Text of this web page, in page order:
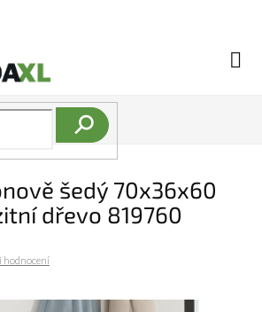
šedý 70x36x60
dřevo 819760
je 0,0 z 5 hvězdiček.
hodnocení